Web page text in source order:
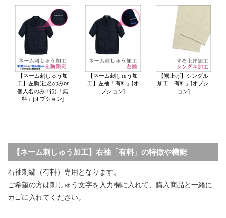
【ネーム刺しゅう加
工】左胸(社名のみor
個人名のみ 1行)「無
料」[オプション]
【ネーム刺しゅう加
工】左袖「有料」[オ
プション]
【裾上げ】シングル
加工「有料」[オプシ
ョン]
【ネーム刺しゅう加工】右袖「有料」の特徴や機能
右袖刺繍（有料）専用となります。
ご希望の方は刺しゅう文字を入力欄に入れて、購入商品と一緒に
カゴに入れてください。